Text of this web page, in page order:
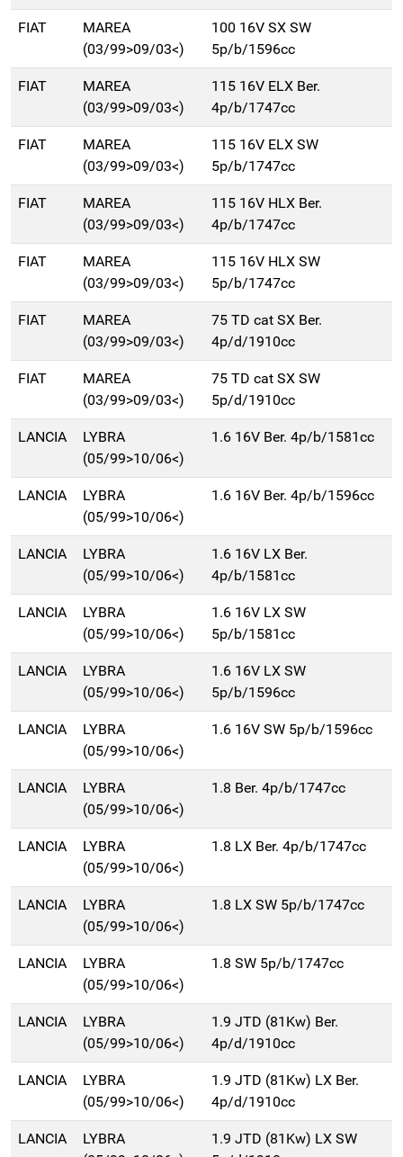
FIAT
MAREA
(03/99>09/03<)
100 16V SX SW
5p/b/1596cc
FIAT
MAREA
(03/99>09/03<)
115 16V ELX Ber.
4p/b/1747cc
FIAT
MAREA
(03/99>09/03<)
115 16V ELX SW
5p/b/1747cc
FIAT
MAREA
(03/99>09/03<)
115 16V HLX Ber.
4p/b/1747cc
FIAT
MAREA
(03/99>09/03<)
115 16V HLX SW
5p/b/1747cc
FIAT
MAREA
(03/99>09/03<)
75 TD cat SX Ber.
4p/d/1910cc
FIAT
MAREA
(03/99>09/03<)
75 TD cat SX SW
5p/d/1910cc
LANCIA
LYBRA
(05/99>10/06<)
1.6 16V Ber. 4p/b/1581cc
LANCIA
LYBRA
(05/99>10/06<)
1.6 16V Ber. 4p/b/1596cc
LANCIA
LYBRA
(05/99>10/06<)
1.6 16V LX Ber.
4p/b/1581cc
LANCIA
LYBRA
(05/99>10/06<)
1.6 16V LX SW
5p/b/1581cc
LANCIA
LYBRA
(05/99>10/06<)
1.6 16V LX SW
5p/b/1596cc
LANCIA
LYBRA
(05/99>10/06<)
1.6 16V SW 5p/b/1596cc
LANCIA
LYBRA
(05/99>10/06<)
1.8 Ber. 4p/b/1747cc
LANCIA
LYBRA
(05/99>10/06<)
1.8 LX Ber. 4p/b/1747cc
LANCIA
LYBRA
(05/99>10/06<)
1.8 LX SW 5p/b/1747cc
LANCIA
LYBRA
(05/99>10/06<)
1.8 SW 5p/b/1747cc
LANCIA
LYBRA
(05/99>10/06<)
1.9 JTD (81Kw) Ber.
4p/d/1910cc
LANCIA
LYBRA
(05/99>10/06<)
1.9 JTD (81Kw) LX Ber.
4p/d/1910cc
LANCIA
LYBRA
1.9 JTD (81Kw) LX SW